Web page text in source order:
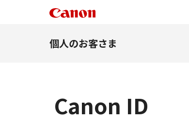
個人のお客さま
Canon ID